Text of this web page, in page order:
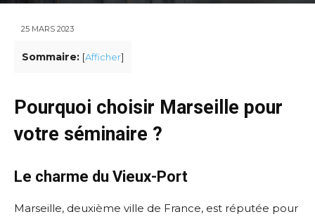
25 MARS 2023
Sommaire: [Afficher]
Pourquoi choisir Marseille pour
votre séminaire ?
Le charme du Vieux-Port
Marseille, deuxième ville de France, est réputée pour